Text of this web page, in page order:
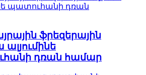
ֆրեզերային
ալյումինե
դռան համար